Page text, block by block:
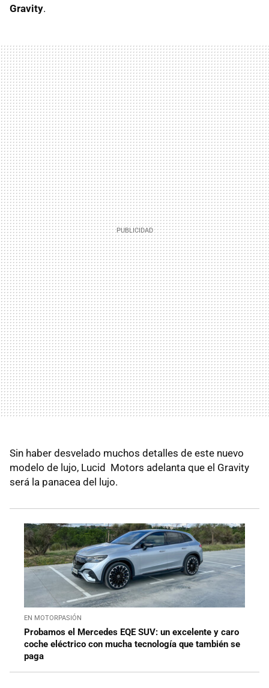
Gravity.
Sin haber desvelado muchos detalles de este nuevo
modelo de lujo, Lucid Motors adelanta que el Gravity
será la panacea del lujo.
EN MOTORPASIÓN
Probamos el Mercedes EQE SUV: un excelente y caro
coche eléctrico con mucha tecnología que también se
paga